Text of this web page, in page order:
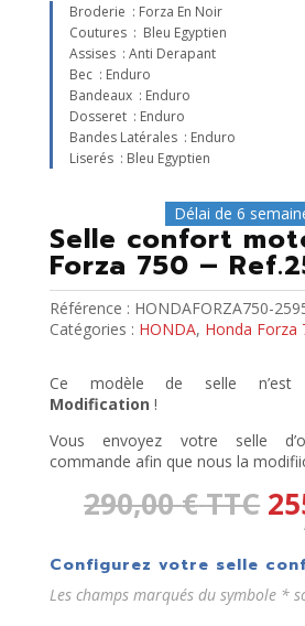
Broderie : Forza En Noir
Coutures : Bleu Egyptien
Assises : Anti Derapant
Bec : Enduro
Bandeaux : Enduro
Dosseret : Enduro
Bandes Latérales : Enduro
Liserés : Bleu Egyptien
Délai de 6
Selle confort
Forza 750 –
Référence : HONDAFORZA750-
Catégories : HONDA, Honda Forza
Ce modèle de selle n’est
Modification !
Vous envoyez votre selle
commande afin que nous la
290,00€TTC
Configurez votre selle
Les champs marqués du symbole *